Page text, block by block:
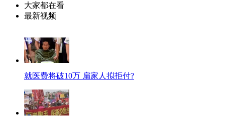
大家都在看
最新视频
就医费将破10万 扁家人拟拒付?